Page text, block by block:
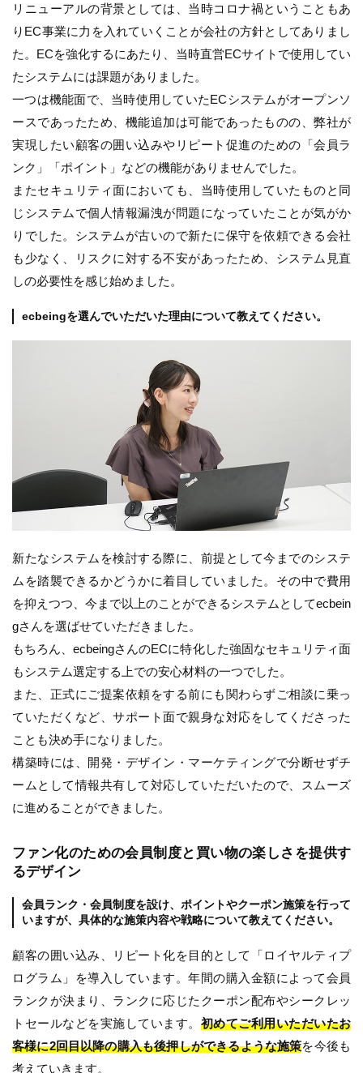
リニューアルの背景としては、当時コロナ禍ということもあ
りEC事業に力を入れていくことが会社の方針としてありまし
た。ECを強化するにあたり、当時直営ECサイトで使用してい
たシステムには課題がありました。
一つは機能面で、当時使用していたECシステムがオープンソ
ースであったため、機能追加は可能であったものの、弊社が
実現したい顧客の囲い込みやリピート促進のための「会員ラ
ンク」「ポイント」などの機能がありませんでした。
またセキュリティ面においても、当時使用していたものと同
じシステムで個人情報漏洩が問題になっていたことが気がか
りでした。システムが古いので新たに保守を依頼できる会社
も少なく、リスクに対する不安があったため、システム見直
しの必要性を感じ始めました。
ecbeingを選んでいただいた理由について教えてください。
新たなシステムを検討する際に、前提として今までのシステ
ムを踏襲できるかどうかに着目していました。その中で費用
を抑えつつ、今まで以上のことができるシステムとしてecbein
gさんを選ばせていただきました。
もちろん、ecbeingさんのECに特化した強固なセキュリティ面
もシステム選定する上での安心材料の一つでした。
また、正式にご提案依頼をする前にも関わらずご相談に乗っ
ていただくなど、サポート面で親身な対応をしてくださった
ことも決め手になりました。
構築時には、開発・デザイン・マーケティングで分断せずチ
ームとして情報共有して対応していただいたので、スムーズ
に進めることができました。
ファン化のための会員制度と買い物の楽しさを提供す
るデザイン
会員ランク・会員制度を設け、ポイントやクーポン施策を行って
いますが、具体的な施策内容や戦略について教えてください。
顧客の囲い込み、リピート化を目的として「ロイヤルティプ
ログラム」を導入しています。年間の購入金額によって会員
ランクが決まり、ランクに応じたクーポン配布やシークレッ
トセールなどを実施しています。 初めてご利用いただいたお
客様に2回目以降の購入も後押しができるような施策を今後も
考えていきます。